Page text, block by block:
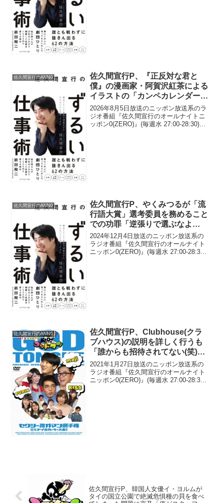
佐久間宣行のANN0
佐久間宣行P、『正反対な君と
僕』の漫画家・阿賀沢紅茶による
イラストの「カンペカレンダー」
が発売予定だと明かす「異常な熱
意の社員が…」
2026年8月5日放送のニッポン放送系のラ
ジオ番組『佐久間宣行のオールナイトニ
ッポン0(ZERO)』(毎週水 27:00-28:30)に
佐久間宣行のANN0
佐久間宣行P、やくみつるが「流
行語大賞」選考委員を務めること
での功罪「逆張りで選ぶなよ
(笑)」
2024年12月4日放送のニッポン放送系の
ラジオ番組『佐久間宣行のオールナイト
ニッポン0(ZERO)』(毎週水 27:00-28:30)
佐久間宣行のANN0
佐久間宣行P、Clubhouse(クラ
ブハウス)の説明を詳しく行うも
「誰からも招待されてない(笑)」
と告白
2021年1月27日放送のニッポン放送系の
ラジオ番組『佐久間宣行のオールナイト
ニッポン0(ZERO)』(毎週水 27:00-28:30)
佐久間宣行P、韓国人女優イ・ヨルムが
タイの国立公園で絶滅危惧種の貝を食べ